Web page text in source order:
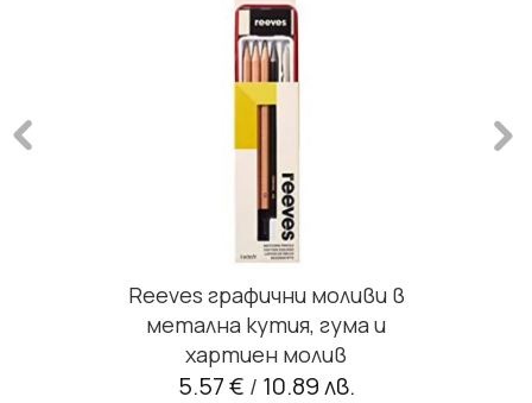
Reeves графични моливи в
метална кутия, гума и
хартиен молив
5.57 € / 10.89 лв.